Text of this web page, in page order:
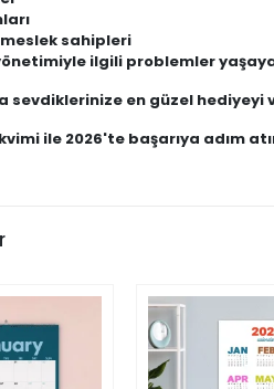
sahipleri
ilgili problemler
sevdiklerinize en güzel hediyeyi
ile 2026'te başarıya adım